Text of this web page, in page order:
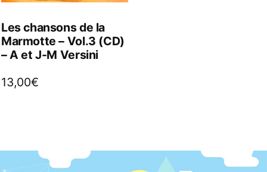
Les chansons de la
Marmotte – Vol.3 (CD)
– A et J-M Versini
13,00€